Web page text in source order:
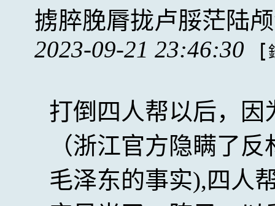
掳脺脕脣拢卢脮茫陆
2023-09-21 23:46:30
[
打倒四人帮以后，
（浙江官方隐瞒了
毛泽东的事实),四人